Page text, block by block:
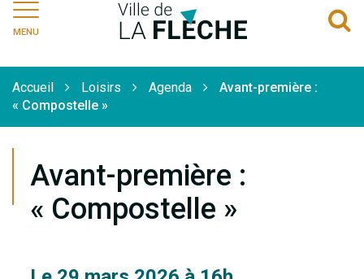
compte
Instagram
compte
MENU
Accueil Loisirs Agenda
Avant-première :
« Compostelle »
Avant-première :
« Compostelle »